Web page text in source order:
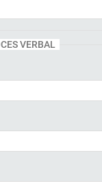
VERBAL